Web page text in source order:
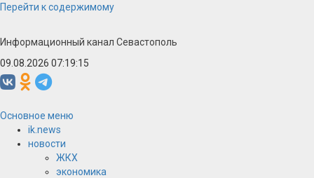
Перейти к содержимому
Информационный канал Севастополь
09.08.2026 07:19:15
Основное меню
ik.news
новости
ЖКХ
экономика